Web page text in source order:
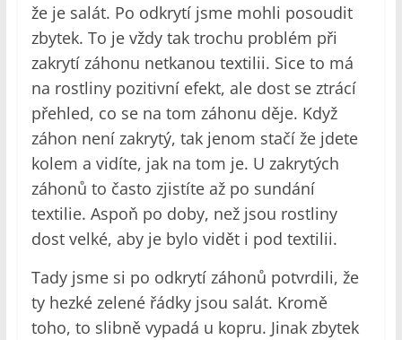
že je salát. Po odkrytí jsme mohli posoudit
zbytek. To je vždy tak trochu problém při
zakrytí záhonu netkanou textilii. Sice to má
na rostliny pozitivní efekt, ale dost se ztrácí
přehled, co se na tom záhonu děje. Když
záhon není zakrytý, tak jenom stačí že jdete
kolem a vidíte, jak na tom je. U zakrytých
záhonů to často zjistíte až po sundání
textilie. Aspoň po doby, než jsou rostliny
dost velké, aby je bylo vidět i pod textilii.
Tady jsme si po odkrytí záhonů potvrdili, že
ty hezké zelené řádky jsou salát. Kromě
toho, to slibně vypadá u kopru. Jinak zbytek